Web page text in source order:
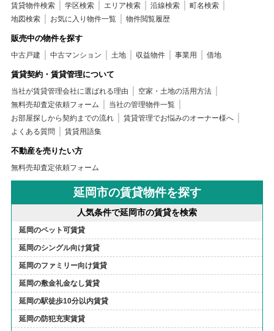
賃貸物件検索 学区検索 エリア検索 沿線検索
町名検索
地図検索
お気に入り物件一覧 物件閲覧履歴
販売中の物件を探す
中古戸建 中古マンション 土地 収益物件 事業用 借地
賃貸契約・賃貸管理について
当社が賃貸管理会社に選ばれる理由
空家・土地の活用方法
無料売却査定依頼フォーム
当社の管理物件一覧
お部屋探しから契約までの流れ
賃貸管理でお悩みのオーナー様へ
よくある質問
賃貸用語集
不動産を売りたい方
無料売却査定依頼フォーム
延岡市の賃貸物件を探す
人気条件で延岡市の賃貸を検索
延岡のペット可賃貸
延岡のシングル向け賃貸
延岡のファミリー向け賃貸
延岡の敷金礼金なし賃貸
延岡の駅徒歩10分以内賃貸
延岡の防犯充実賃貸